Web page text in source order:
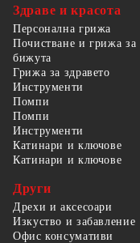
Здраве и красота
Персонална грижа
Почистване и грижа за
бижута
Грижа за здравето
Инструменти
Помпи
Помпи
Инструменти
Катинари и ключове
Катинари и ключове
Други
Дрехи и аксесоари
Изкуство и забавление
Офис консумативи